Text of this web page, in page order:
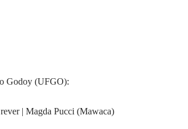
Godoy (UFGO):
| Magda Pucci (Mawaca)